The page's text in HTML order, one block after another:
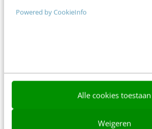
Powered by CookieInfo
Alle cookies toestaan
Weigeren
Werken bij